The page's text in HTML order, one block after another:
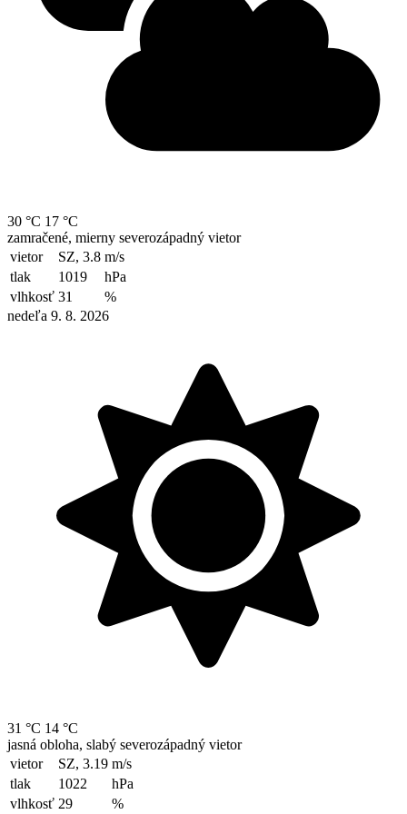
30 °C 17 °C
zamračené, mierny severozápadný vietor
vietor
SZ, 3.8 m/s
tlak
1019
hPa
vlhkosť 31
%
nedeľa 9. 8. 2026
31 °C 14 °C
jasná obloha, slabý severozápadný vietor
vietor
SZ, 3.19 m/s
tlak
1022
hPa
vlhkosť 29 %